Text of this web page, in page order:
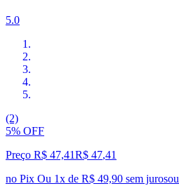
5.0
(2)
5% OFF
Preço R$ 47,41R$ 47,41
no Pix Ou 1x de R$ 49,90 sem jurosou